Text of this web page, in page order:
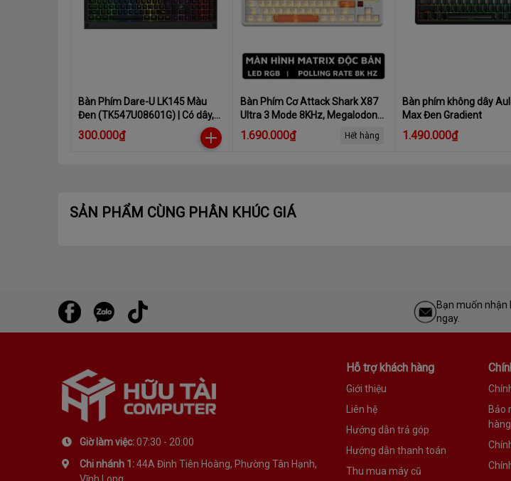
Bàn Phím Dare-U LK145 Màu
Đen (TK547U08601G) | Có dây,
Fullsize, RGB Rainbow
300.000₫
Bàn Phím Cơ Attack Shark X87
Ultra 3 Mode 8KHz, Megalodon
Switch, Hot-Swap, LED RGB,
10000mAh
1.690.000₫ Hết hàng
Bàn phím không dây
Max Đen Gradient
1.490.000₫
SẢN PHẨM CÙNG PHÂN KHÚC GIÁ
Bạn muốn nhận
ngay.
Giờ làm việc:07:30 - 20:00
Chi nhánh 1:44A Đinh Tiên Hoàng, Phường Tân Hạnh,
Vĩnh Long
Hỗ trợ khách hàng
Giới thiệu
Liên hệ
Hướng dẫn trả góp
Hướng dẫn thanh toán
Thu mua máy cũ
Bảo
hàng